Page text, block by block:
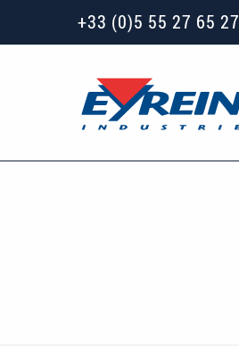
Aller au contenu principal
+33 (0)5 55 27 65 27